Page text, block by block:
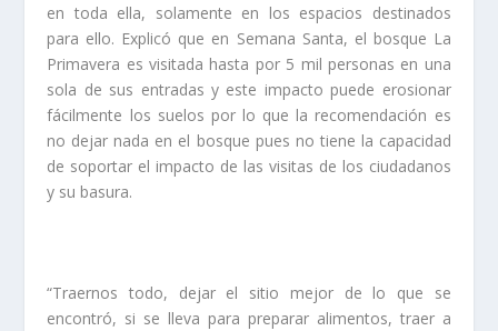
en toda ella, solamente en los espacios destinados
para ello. Explicó que en Semana Santa, el bosque La
Primavera es visitada hasta por 5 mil personas en una
sola de sus entradas y este impacto puede erosionar
fácilmente los suelos por lo que la recomendación es
no dejar nada en el bosque pues no tiene la capacidad
de soportar el impacto de las visitas de los ciudadanos
y su basura.
“Traernos todo, dejar el sitio mejor de lo que se
encontró, si se lleva para preparar alimentos, traer a